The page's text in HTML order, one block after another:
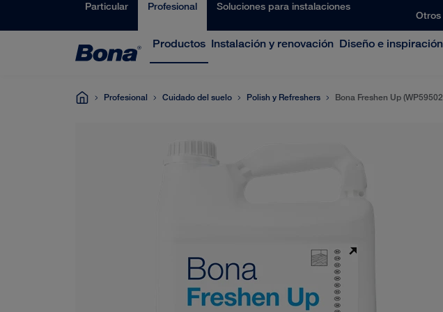
Particular Profesional Soluciones para instalaciones
Productos Instalación y renovación Diseño e inspiración
Profesional Cuidado del suelo Polish y Refreshers Bona Freshen Up